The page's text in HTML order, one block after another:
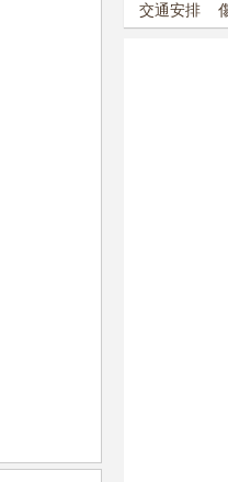
交通安排